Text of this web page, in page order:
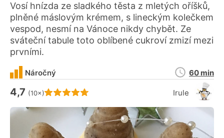
Vosí hnízda ze sladkého těsta z mletých oříšků,
plněné máslovým krémem, s lineckým kolečkem
vespod, nesmí na Vánoce nikdy chybět. Ze
sváteční tabule toto oblíbené cukroví zmizí mezi
prvními.
Hodnocení receptu je
4,7 (10×) Irule
Náročný
Doba
přípravy
60 min